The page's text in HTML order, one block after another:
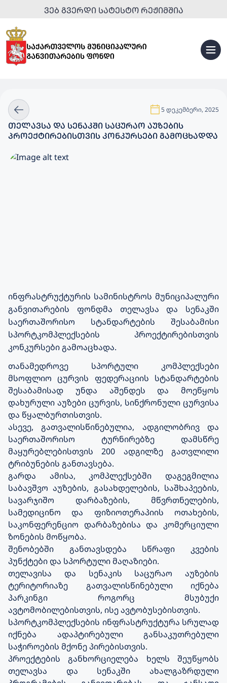
ᲕᲔᲑ ᲒᲕᲔᲠᲓᲘ ᲡᲐᲢᲔᲡᲢᲝ ᲠᲔᲟᲘᲛᲨᲘᲐ
5 დეკემბერი, 2025
ᲗᲔᲚᲐᲕᲡᲐ ᲓᲐ ᲡᲔᲜᲐᲙᲨᲘ ᲡᲐᲪᲣᲠᲐᲝ ᲐᲣᲖᲔᲑᲘᲡ
ᲞᲠᲝᲔᲥᲢᲘᲠᲔᲑᲘᲡᲗᲕᲘᲡ ᲙᲝᲜᲙᲣᲠᲡᲔᲑᲘ ᲒᲐᲛᲝᲪᲮᲐᲓᲓᲐ
ინფრასტრუქტურის სამინისტროს მუნიციპალური
განვითარების ფონდმა თელავსა და სენაკში
საერთაშორისო სტანდარტების შესაბამისი
სპორტკომპლექსების პროექტირებისთვის
კონკურსები გამოაცხადა.
თანამედროვე სპორტული კომპლექსები
მსოფლიო ცურვის ფედერაციის სტანდარტების
შესაბამისად უნდა აშენდეს და მოეწყოს
დახურული აუზები ცურვის, სინქრონული ცურვისა
და წყალბურთისთვის.
ასევე, გათვალისწინებულია, ადგილობრივ და
საერთაშორისო ტურნირებზე დამსწრე
მაყურებლებისთვის 200 ადგილზე გათვლილი
ტრიბუნების განთავსება.
გარდა ამისა, კომპლექსებში დაგეგმილია
საბავშვო აუზების, გასახდელების, საშხაპეების,
სავარჯიშო დარბაზების, მწვრთნელების,
სამედიცინო და ფიზიოთერაპიის ოთახების,
საკონფერენციო დარბაზებისა და კომერციული
ზონების მოწყობა.
შენობებში განთავსდება სწრაფი კვების
პუნქტები და სპორტული მაღაზიები.
თელავისა და სენაკის საცურაო აუზების
ტერიტორიაზე გათვალისწინებული იქნება
პარკინგი როგორც მსუბუქი
ავტომობილებისთვის, ისე ავტობუსებისთვის.
სპორტკომპლექსების ინფრასტრუქტურა სრულად
იქნება ადაპტირებული განსაკუთრებული
საჭიროების მქონე პირებისთვის.
პროექტების განხორციელება ხელს შეუწყობს
თელავსა და სენაკში ახალგაზრდული